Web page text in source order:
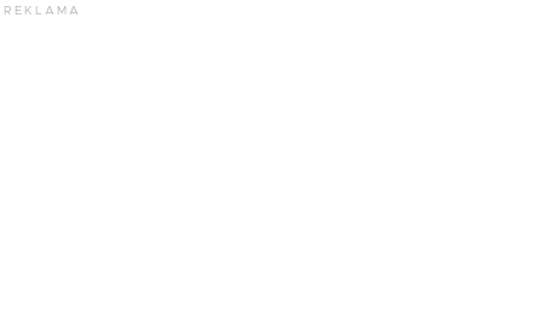
REKLAMA